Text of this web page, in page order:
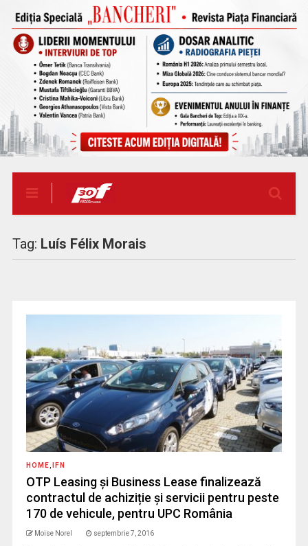
Tag: Luís Félix Morais
HOME IFN
OTP Leasing și Business Lease finalizează
contractul de achiziție și servicii pentru peste
170 de vehicule, pentru UPC România
Moise Norel septembrie 7, 2016